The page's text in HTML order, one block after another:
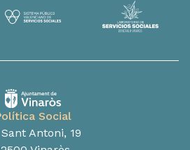
Social
Antoni, 19